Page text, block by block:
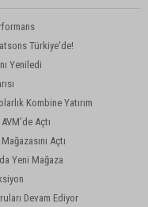
Türkiye'de!
Yeniledi
Kombine Yatırım
Açtı
Açtı
Yeni Mağaza
Devam Ediyor